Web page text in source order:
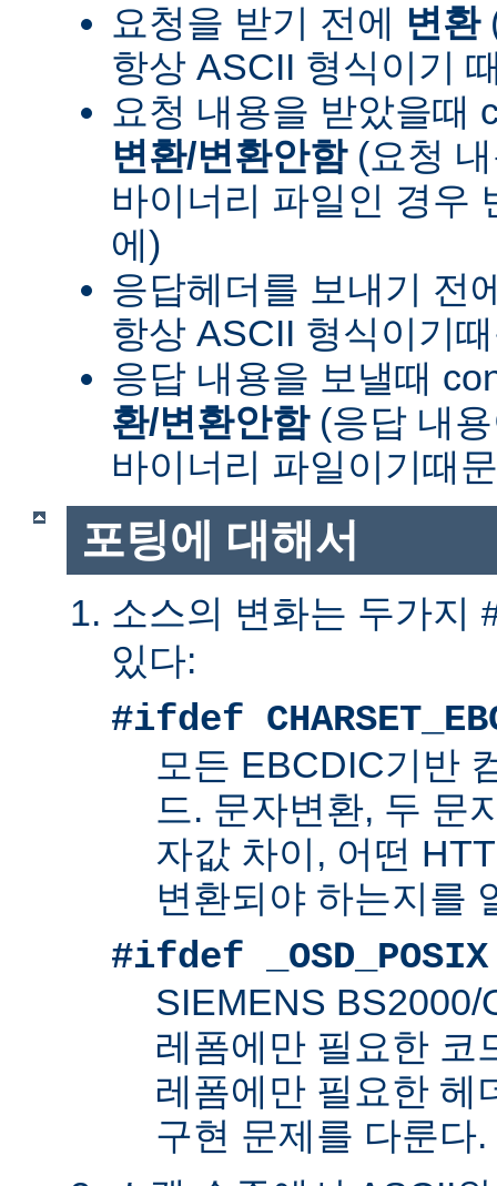
요청을 받기 전에
변환
항상 ASCII 형식이기
요청 내용을 받았을때
변환/변환안함(요청 내
바이너리 파일인 경우
에)
응답헤더를 보내기 전
항상 ASCII 형식이기
응답 내용을 보낼때
환/변환안함(응답 내
바이너리 파일이기때
포팅에 대해서
소스의 변화는 두가지
있다:
#ifdef
모든 EBCDIC기반
드. 문자변환, 두 문
자값 차이, 어떤
변환되야 하는지를
#ifdef _OSD_POSIX
SIEMENS BS2000/
레폼에만 필요한 코
레폼에만 필요한 헤
구현 문제를 다룬다.